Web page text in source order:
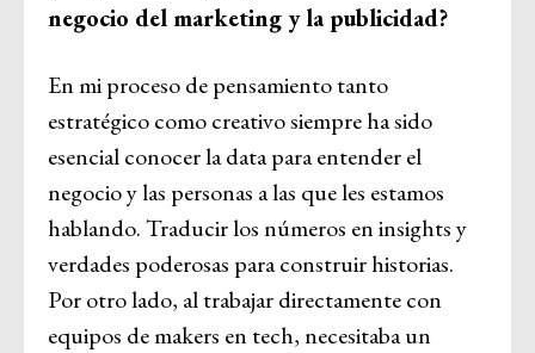
negocio del marketing y la publicidad?
En mi proceso de pensamiento tanto
estratégico como creativo siempre ha sido
esencial conocer la data para entender el
negocio y las personas a las que les estamos
hablando. Traducir los números en insights y
verdades poderosas para construir historias.
Por otro lado, al trabajar directamente con
equipos de makers en tech, necesitaba un